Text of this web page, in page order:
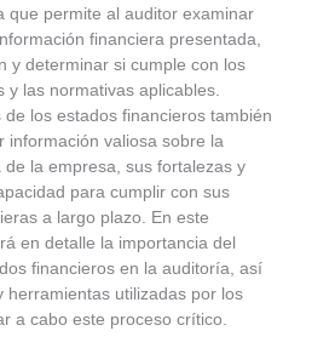
que permite al auditor examinar
financiera presentada,
y determinar si cumple con los
y las normativas aplicables.
los estados financieros también
información valiosa sobre la
la empresa, sus fortalezas y
para cumplir con sus
a largo plazo. En este
en detalle la importancia del
financieros en la auditoría, así
herramientas utilizadas por los
a cabo este proceso crítico.